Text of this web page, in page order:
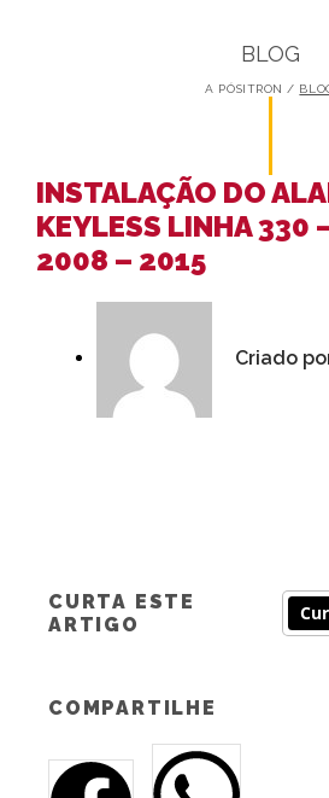
BLOG
A PÓSITRON /
INSTALAÇÃO DO
KEYLESS LINHA 330
2008 – 2015
Criado
CURTA ESTE
ARTIGO
COMPARTILHE